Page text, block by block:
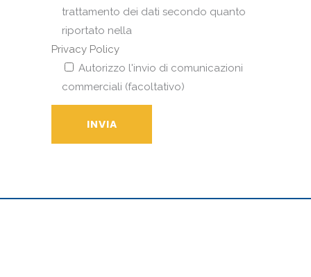
trattamento dei dati secondo quanto
riportato nella
Privacy Policy
Autorizzo l'invio di comunicazioni
commerciali (facoltativo)